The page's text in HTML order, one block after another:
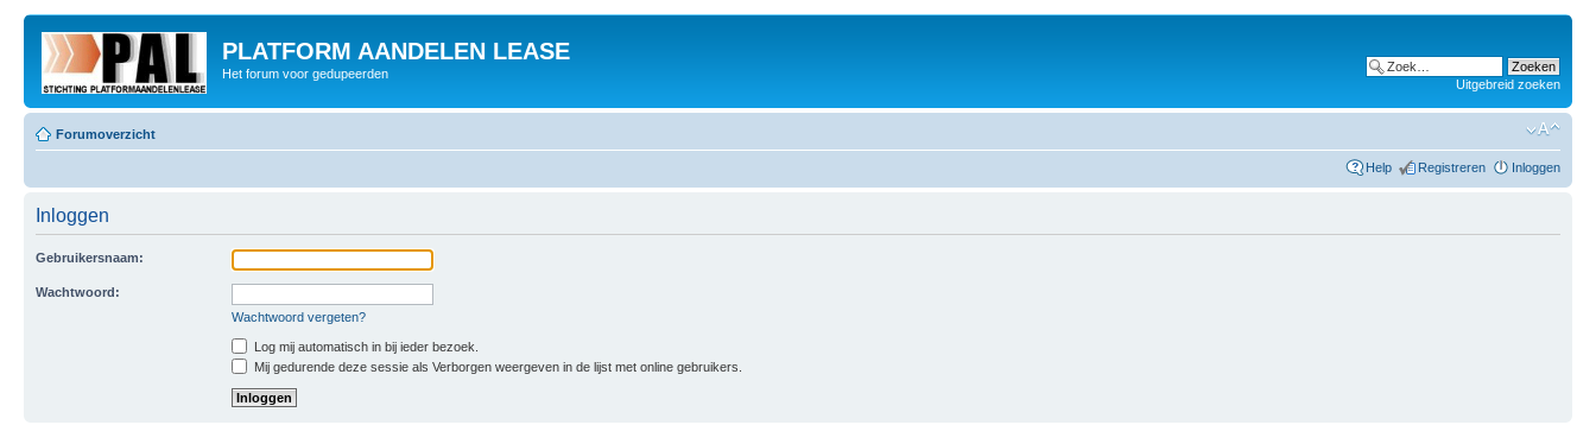
PLATFORM AANDELEN LEASE
Het forum voor gedupeerden
Uitgebreid zoeken
Forumoverzicht
Help Registreren Inloggen
Inloggen
Gebruikersnaam:
Wachtwoord:
Wachtwoord vergeten?
Log mij automatisch in bij ieder bezoek.
Mij gedurende deze sessie als Verborgen weergeven in de lijst met online gebruikers.